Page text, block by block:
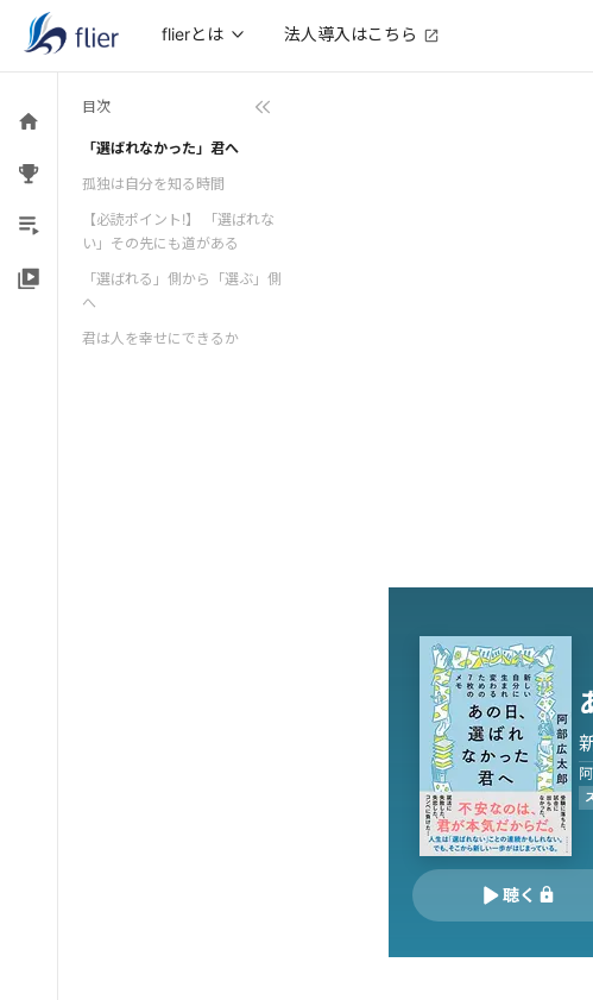
flierとは 法人導入はこちら
目次
「選ばれなかった」君へ
孤独は自分を知る時間
【必読ポイント!】 「選ばれな
い」その先にも道がある
「選ばれる」側から「選ぶ」側
へ
君は人を幸せにできるか
聴く